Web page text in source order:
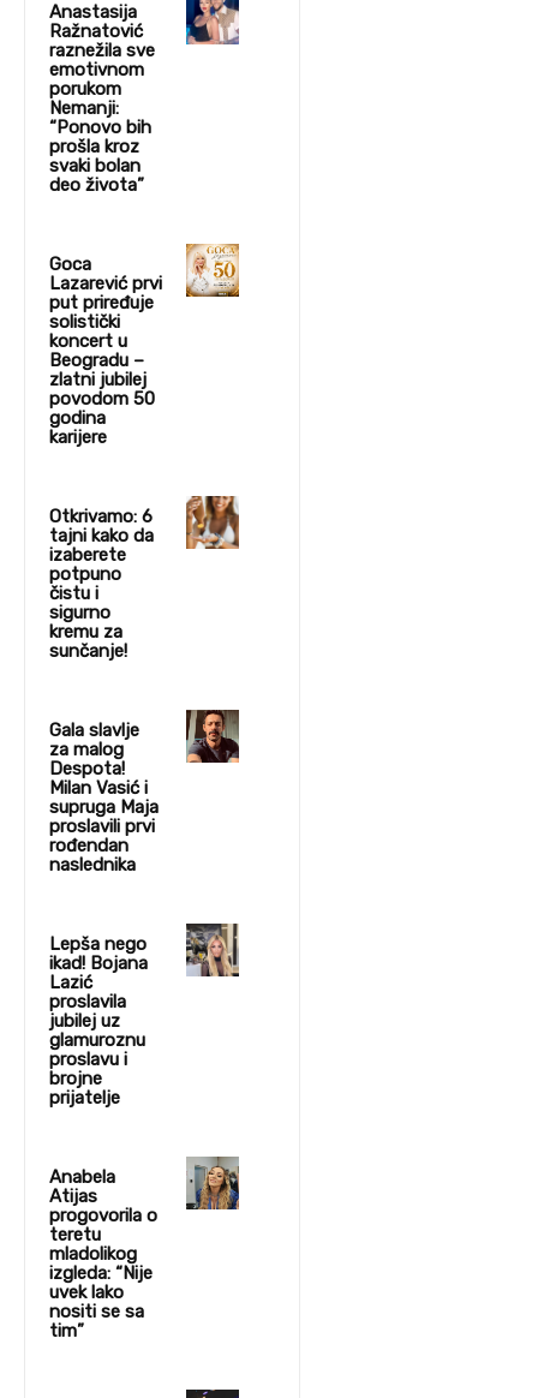
Anastasija
Ražnatović
raznežila sve
emotivnom
porukom
Nemanji:
“Ponovo bih
prošla kroz
svaki bolan
deo života”
Goca
Lazarević prvi
put priređuje
solistički
koncert u
Beogradu –
zlatni jubilej
povodom 50
godina
karijere
Otkrivamo: 6
tajni kako da
izaberete
potpuno
čistu i
sigurno
kremu za
sunčanje!
Gala slavlje
za malog
Despota!
Milan Vasić i
supruga Maja
proslavili prvi
rođendan
naslednika
Lepša nego
ikad! Bojana
Lazić
proslavila
jubilej uz
glamuroznu
proslavu i
brojne
prijatelje
Anabela
Atijas
progovorila o
teretu
mladolikog
izgleda: “Nije
uvek lako
nositi se sa
tim”